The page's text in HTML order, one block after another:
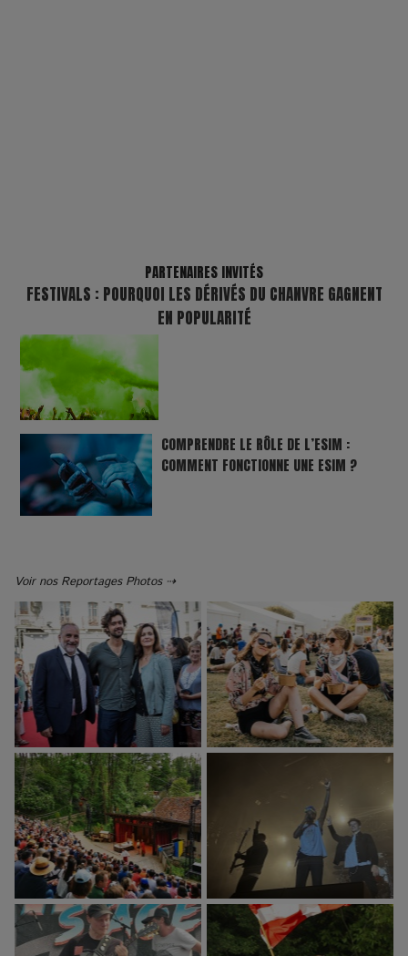
PARTENAIRES INVITÉS
FESTIVALS : POURQUOI LES DÉRIVÉS DU CHANVRE GAGNENT
EN POPULARITÉ
COMPRENDRE LE RÔLE DE L’ESIM :
COMMENT FONCTIONNE UNE ESIM ?
Voir nos Reportages Photos ⇢